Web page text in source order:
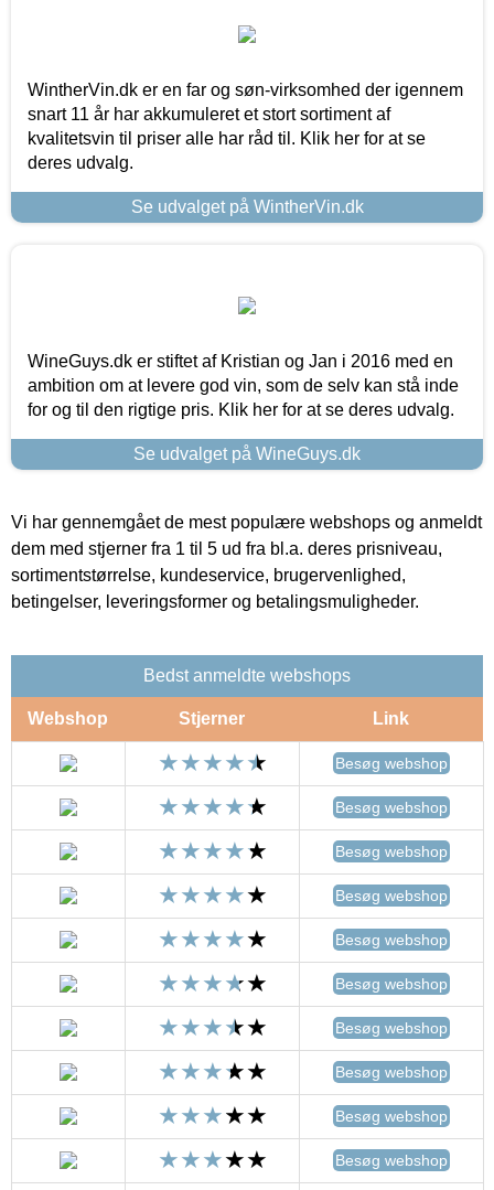
WintherVin.dk er en far og søn-virksomhed der igennem
snart 11 år har akkumuleret et stort sortiment af
kvalitetsvin til priser alle har råd til. Klik her for at se
deres udvalg.
Se udvalget på WintherVin.dk
WineGuys.dk er stiftet af Kristian og Jan i 2016 med en
ambition om at levere god vin, som de selv kan stå inde
for og til den rigtige pris. Klik her for at se deres udvalg.
Se udvalget på WineGuys.dk
Vi har gennemgået de mest populære webshops og anmeldt
dem med stjerner fra 1 til 5 ud fra bl.a. deres prisniveau,
sortimentstørrelse, kundeservice, brugervenlighed,
betingelser, leveringsformer og betalingsmuligheder.
Bedst anmeldte webshops
Webshop Stjerner Link
Besøg webshop
Besøg webshop
Besøg webshop
Besøg webshop
Besøg webshop
Besøg webshop
Besøg webshop
Besøg webshop
Besøg webshop
Besøg webshop